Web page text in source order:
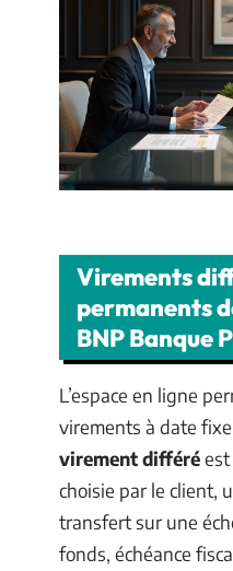
Virements
permanents
BNP Banque
L’espace en ligne
virements à date
virement différé
choisie par le client,
transfert sur une
fonds, échéance